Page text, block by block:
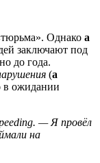
Однако a
заключают под
до года.
(a
в ожидании
— Я провёл
на